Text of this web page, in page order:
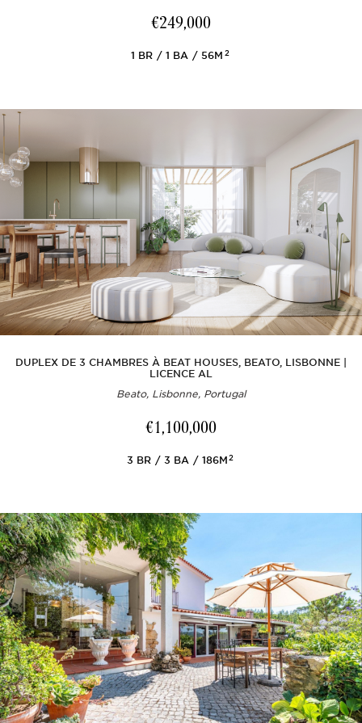
€249,000
1 BR 1 BA 56M2
DUPLEX DE 3 CHAMBRES À BEAT HOUSES, BEATO, LISBONNE |
LICENCE AL
Beato, Lisbonne, Portugal
€1,100,000
3 BR 3 BA 186M2